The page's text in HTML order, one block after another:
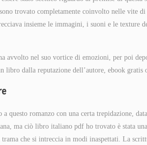
trovato completamente coinvolto nelle vite
insieme le immagini, i suoni e le texture
avvolto nel suo vortice di emozioni, per poi
libro dalla reputazione dell’autore, ebook gratis
questo romanzo con una certa trepidazione,
ma ciò libro italiano pdf ho trovato è stata
che si intreccia in modi inaspettati. La